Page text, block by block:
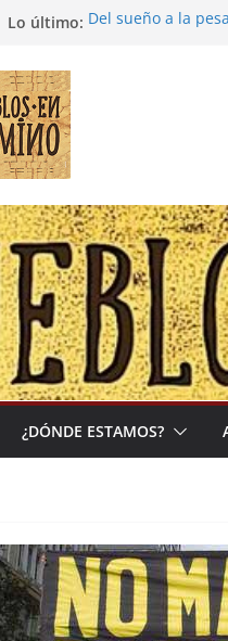
Lo último: Del sueño a la
¿DÓNDE ESTAMOS?